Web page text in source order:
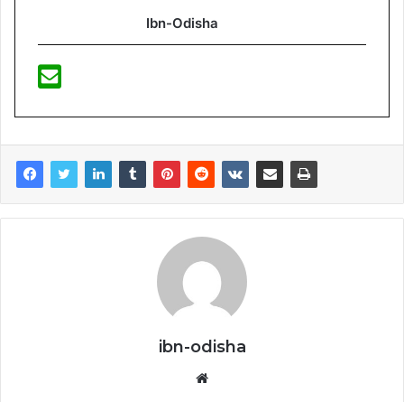
Ibn-Odisha
ibn-odisha
Website